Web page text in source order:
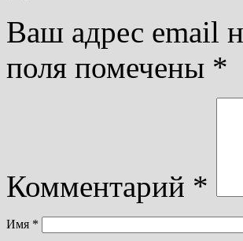
Ваш адрес email
поля помечены *
Комментарий *
Имя *